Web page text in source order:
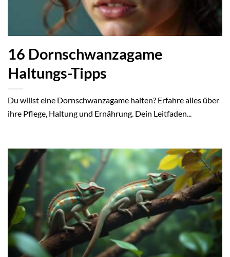
16 Dornschwanzagame
Haltungs-Tipps
Du willst eine Dornschwanzagame halten? Erfahre alles über
ihre Pflege, Haltung und Ernährung. Dein Leitfaden...